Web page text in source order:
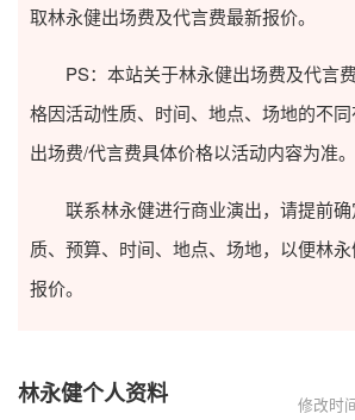
取林永健出场费及代言费最新报价。
PS：本站关于林永健出场费及代言
格因活动性质、时间、地点、场地的不
出场费/代言费具体价格以活动内容为准。
联系林永健进行商业演出，请提前确
质、预算、时间、地点、场地，以便林
报价。
林永健个人资料 修改时